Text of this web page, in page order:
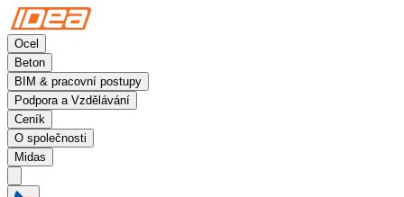
Ocel
Beton
BIM & pracovní postupy
Podpora a Vzdělávání
Ceník
O společnosti
Midas